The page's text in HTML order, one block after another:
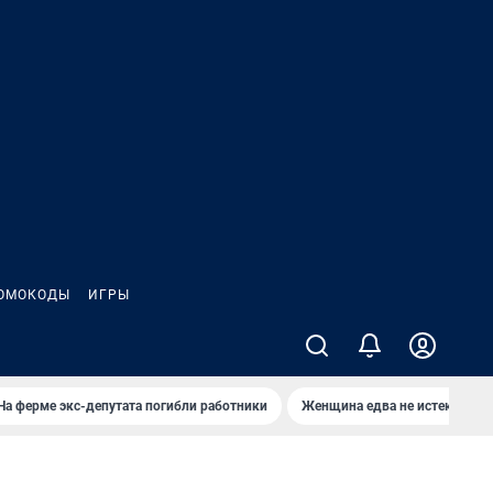
ИГРЫ
ферме экс-депутата погибли работники Женщина едва не истекла